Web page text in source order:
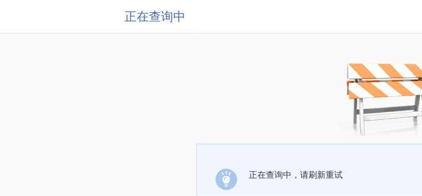
正在查询中
正在查询中，请刷新重试